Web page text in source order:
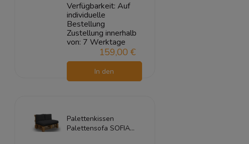
Verfügbarkeit: Auf
individuelle
Bestellung
Zustellung innerhalb
von: 7 Werktage
159,00 €
In den
Palettenkissen
Palettensofa SOFIA